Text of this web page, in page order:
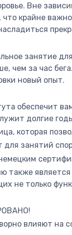
Вне
крайне
занятие
чем за час
новый опыт.
обеспечит
долгие
которая
занятий
также
не только
влияют на